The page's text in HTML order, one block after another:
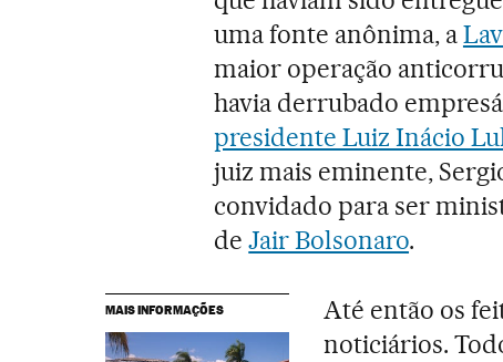
uma fonte anônima, a
maior operação
havia derrubado
presidente Luiz Inácio
juiz mais eminente,
convidado para ser
deJair Bolsonaro.
MAIS INFORMAÇÕES
Até então os
noticiários.